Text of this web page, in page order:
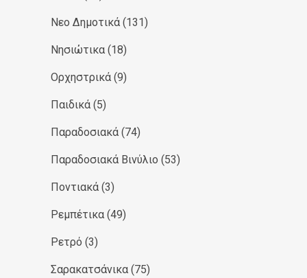
Νεο Δημοτικά (131)
Νησιώτικα (18)
Ορχηστρικά (9)
Παιδικά (5)
Παραδοσιακά (74)
Παραδοσιακά Βινύλιο (53)
Ποντιακά (3)
Ρεμπέτικα (49)
Ρετρό (3)
Σαρακατσάνικα (75)